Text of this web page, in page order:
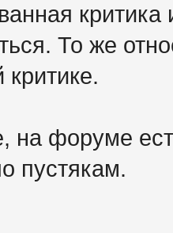
То же
критике.
на форуме
пустякам.